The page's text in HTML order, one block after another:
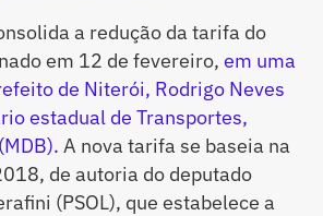
a redução da tarifa do
em 12 de fevereiro, em uma
de Niterói, Rodrigo Neves
estadual de Transportes,
A nova tarifa se baseia na
de autoria do deputado
(PSOL), que estabelece a